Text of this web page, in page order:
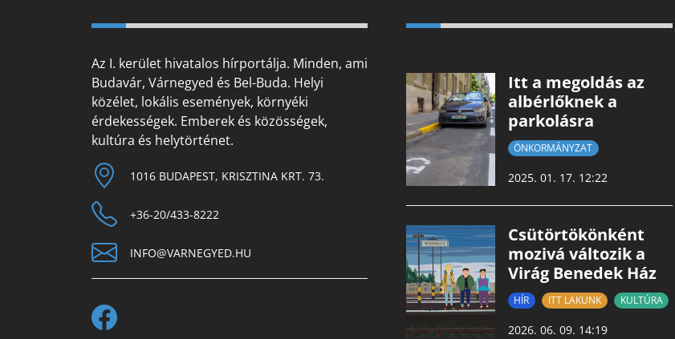
Az I. kerület hivatalos hírportálja. Minden, ami
Budavár, Várnegyed és Bel-Buda. Helyi
közélet, lokális események, környéki
érdekességek. Emberek és közösségek,
kultúra és helytörténet.
1016 BUDAPEST, KRISZTINA KRT. 73.
+36-20/433-8222
INFO@VARNEGYED.HU
Itt a megoldás az
albérlőknek a
parkolásra
ÖNKORMÁNYZAT
2025. 01. 17. 12:22
Csütörtökönként
mozivá változik a
Virág Benedek Ház
HÍR ITT LAKUNK KULTÚRA
2026. 06. 09. 14:19